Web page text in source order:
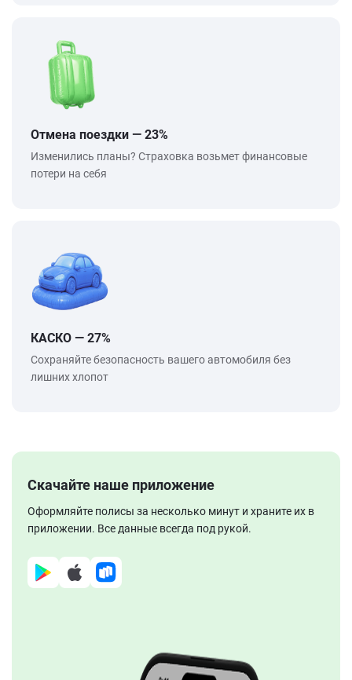
Отмена поездки — 23%
Изменились планы? Страховка возьмет финансовые
потери на себя
КАСКО — 27%
Сохраняйте безопасность вашего автомобиля без
лишних хлопот
Скачайте наше приложение
Оформляйте полисы за несколько минут и храните их в
приложении. Все данные всегда под рукой.